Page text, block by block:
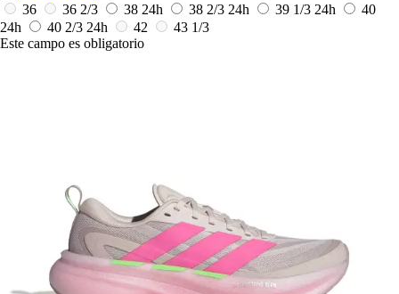
36
36 2/3 38 24h 38 2/3 24h 39 1/3 24h
40
24h
40 2/3 24h 42
43 1/3
Este campo es obligatorio